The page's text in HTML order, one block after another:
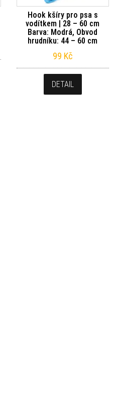
Hook kšíry pro psa s
vodítkem | 28 – 60 cm
Barva: Modrá, Obvod
hrudníku: 44 – 60 cm
99 Kč
DETAIL